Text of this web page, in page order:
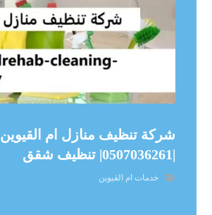
شركة تنظيف منازل ام القيوين
|0507036261| تنظيف شقق
خدمات ام القيوين